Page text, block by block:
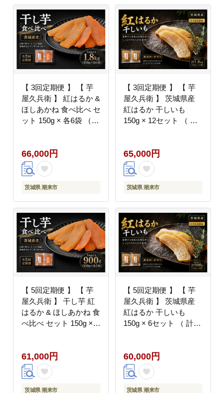
【 3回定期便 】 【 芋
屋久兵衛 】 紅はるか &
ほしあかね 食べ比べ セ
ット 150g × 各6袋 （
モ べにはるか 干し芋
干芋 野菜 やさい デザ
ート スイーツ おやつ
ギフト 贈答 プレゼント
66,000円
茨城県 潮来市
【 3回定期便 】 【 芋
屋久兵衛 】 茨城県産
紅はるか 干しいも
150g × 12セット （ 計
べにはるか 干し芋 干芋
野菜 やさい デザート
スイーツ おやつ ギフト
贈答 プレゼント
65,000円
茨城県 潮来市
【 5回定期便 】 【 芋
屋久兵衛 】 干し芋 紅
はるか & ほしあかね 食
べ比べ セット 150g ×
にはるか 干し芋 干芋
野菜 やさい デザート
スイーツ おやつ
61,000円
茨城県 潮来市
【 5回定期便 】 【 芋
屋久兵衛 】 茨城県産
紅はるか 干しいも
150g × 6セット （ 計
べにはるか 干し芋 干芋
野菜 やさい デザート
スイーツ おやつ ギフト
贈答 プレゼント
60,000円
茨城県 潮来市